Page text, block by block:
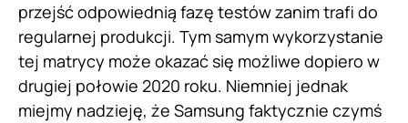
przejść odpowiednią fazę testów zanim trafi do
regularnej produkcji. Tym samym wykorzystanie
tej matrycy może okazać się możliwe dopiero w
drugiej połowie 2020 roku. Niemniej jednak
miejmy nadzieję, że Samsung faktycznie czymś